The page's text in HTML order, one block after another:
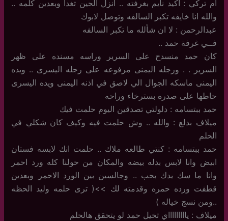
ام تركي : اكيد نايم بغرفته .. انزل الحين تغدا وبعدين كلمه ..
والله انا خايفه تكبر السالفه وتوصل لابوك
عبدالرحمن : لا ان شألله ما تكبر السالفه
فــي غرفة حمد ..
كان حمد منسدح على السرير وراسه مسنده على ظهر
السرير . . ورجله اليمنى مرفوعه على رجله اليسرى .. ويده
اليمنى ماسكه الجوال الي لاصق في اذنه اليمنى ويده اليسرى
حاطها على صدره بسترخاء وراحه
حمد ببتسامه : دلولتي تصدقين اليوم حلمت فيك
ميلاف بدلع : والله .. وش حلمت فيه وكيف كان شكلي في
الحلم
حمد ببتسامه : كنتي طالعه ملاك .. حلمت انك لابسه فستان
ابيض وانا لابس بدله بيضه والمكان من حولنا كله ورد احمر
وانا ما سك يدك بحب .. وجالسين بين الورد الاحمر وبعدين
قطفت ورده حمره وقدمته لك >>( ترى حلمه وليد الحظه
..ومن نسج خياله )
ميلاف : ياااااااااي تخيل حمد لو يتحقق هالحلم